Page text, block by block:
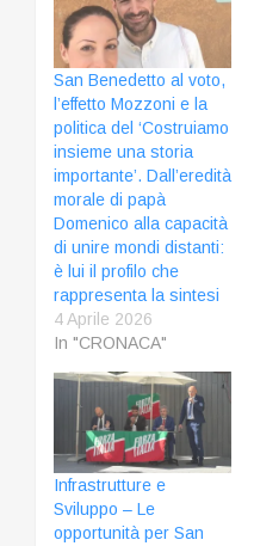
San Benedetto al voto,
l’effetto Mozzoni e la
politica del ‘Costruiamo
insieme una storia
importante’. Dall’eredità
morale di papà
Domenico alla capacità
di unire mondi distanti:
è lui il profilo che
rappresenta la sintesi
4 Aprile 2026
In "CRONACA"
Infrastrutture e
Sviluppo – Le
opportunità per San